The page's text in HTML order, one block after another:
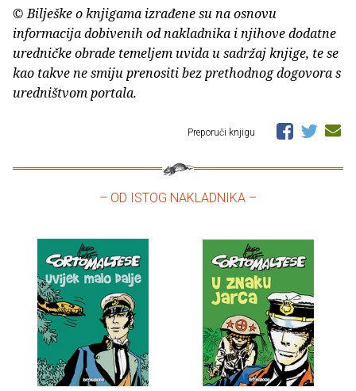
© Bilješke o knjigama izrađene su na osnovu
informacija dobivenih od nakladnika i njihove dodatne
uredničke obrade temeljem uvida u sadržaj knjige, te se
kao takve ne smiju prenositi bez prethodnog dogovora s
uredništvom portala.
Preporuči knjigu
– OD ISTOG NAKLADNIKA –